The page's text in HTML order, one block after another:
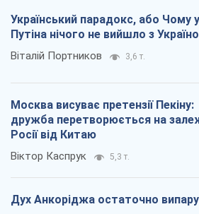
Український парадокс, або Чому у
Путіна нічого не вийшло з
Віталій Портников 3,6 т.
Москва висуває претензії Пекіну:
дружба перетворюється на
Росії від Китаю
Віктор Каспрук 5,3 т.
Дух Анкоріджа остаточно